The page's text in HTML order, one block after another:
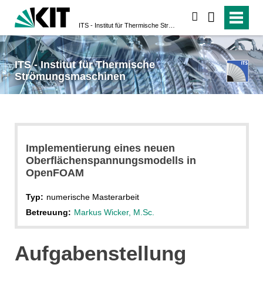
ITS - Institut für Thermische
Strömungsmaschinen
Implementierung eines neuen
Oberflächenspannungsmodells in
OpenFOAM
Typ: numerische Masterarbeit
Betreuung: Markus Wicker, M.Sc.
Aufgabenstellung